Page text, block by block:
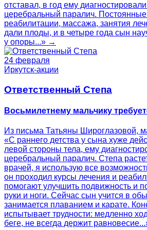
отставал, в год ему диагностировали
церебральный паралич.
реабилитации, массажа, занятия
дали плоды, и в четыре года сын
у опоры...» →
24 февраля
Иркутск-акции
Ответственный Степа
Восьмилетнему мальчику
Из письма Татьяны Широглазовой,
«С раннего детства у сына хуже
левой стороны тела, ему
церебральный паралич. Степа
врачей, я использую все
он проходил курсы лечения и
помогают улучшить подвижность и
руки и ноги. Сейчас сын учится в
занимается плаванием и карате.
испытывает трудности: медленно
беге, не всегда держит